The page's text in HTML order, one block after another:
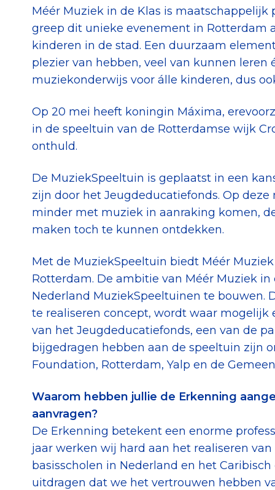
Méér Muziek in de Klas is
greep dit unieke evenement in Rotterdam
kinderen in de stad. Een duurzaam
plezier van hebben, veel van kunnen
muziekonderwijs voor álle kinderen, dus
Op 20 mei heeft koningin Máxima,
in de speeltuin van de Rotterdamse wijk
onthuld.
De MuziekSpeeltuin is geplaatst in een
zijn door het Jeugdeducatiefonds. Op
minder met muziek in aanraking komen,
maken toch te kunnen ontdekken.
Met de MuziekSpeeltuin biedt Méér
Rotterdam. De ambitie van Méér Muziek
Nederland MuziekSpeeltuinen te bouwen.
te realiseren concept, wordt waar
van het Jeugdeducatiefonds, een van de
bijgedragen hebben aan de speeltuin zijn
Foundation, Rotterdam, Yalp en de
Waarom hebben jullie de Erkenning
aanvragen?
De Erkenning betekent een enorme
jaar werken wij hard aan het realiseren
basisscholen in Nederland en het
uitdragen dat we het vertrouwen hebben